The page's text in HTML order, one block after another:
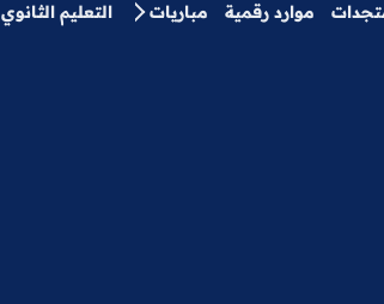
موارد رقمية مباريات التعليم الثانوي